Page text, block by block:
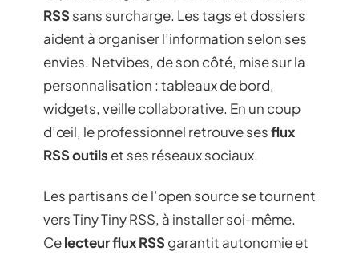
RSSsans surcharge. Les tags et dossiers
aident à organiser l’information selon ses
envies. Netvibes, de son côté, mise sur la
personnalisation : tableaux de bord,
widgets, veille collaborative. En un coup
d’œil, le professionnel retrouve sesflux
RSS outils et ses réseaux sociaux.
Les partisans de l’open source se tournent
vers Tiny Tiny RSS, à installer soi-même.
Celecteur flux RSSgarantit autonomie et